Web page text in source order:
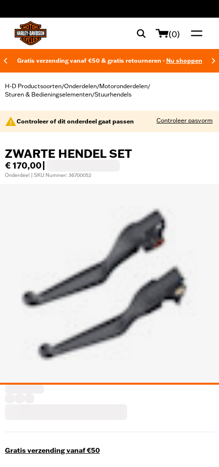
(0)
Gratis verzending vanaf €50 & gratis retourneren - Nu shoppen
H-D Productsoorten/Onderdelen/Motoronderdelen/
Sturen & Bedieningselementen/Stuurhendels
Controleer of dit onderdeel gaat passen Controleer pasvorm
ZWARTE HENDEL SET
€ 170,00
Onderdeel | SKU Nummer: 36700052
Gratis verzending vanaf €50